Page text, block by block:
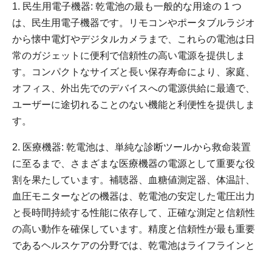
1. 民生用電子機器: 乾電池の最も一般的な用途の 1 つ
は、民生用電子機器です。リモコンやポータブルラジオ
から懐中電灯やデジタルカメラまで、これらの電池は日
常のガジェットに便利で信頼性の高い電源を提供しま
す。コンパクトなサイズと長い保存寿命により、家庭、
オフィス、外出先でのデバイスへの電源供給に最適で、
ユーザーに途切れることのない機能と利便性を提供しま
す。
2. 医療機器: 乾電池は、単純な診断ツールから救命装置
に至るまで、さまざまな医療機器の電源として重要な役
割を果たしています。補聴器、血糖値測定器、体温計、
血圧モニターなどの機器は、乾電池の安定した電圧出力
と長時間持続する性能に依存して、正確な測定と信頼性
の高い動作を確保しています。精度と信頼性が最も重要
であるヘルスケアの分野では、乾電池はライフラインと